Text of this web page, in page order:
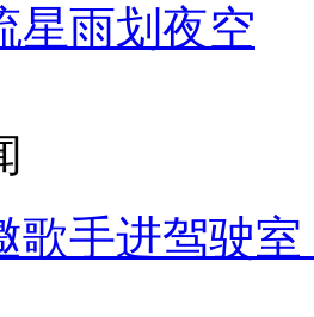
星雨划夜空
歌手进驾驶